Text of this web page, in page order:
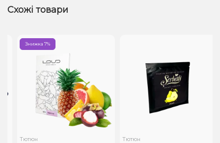
Схожі товари
Знижка 7%
Тютюн
Тютюн